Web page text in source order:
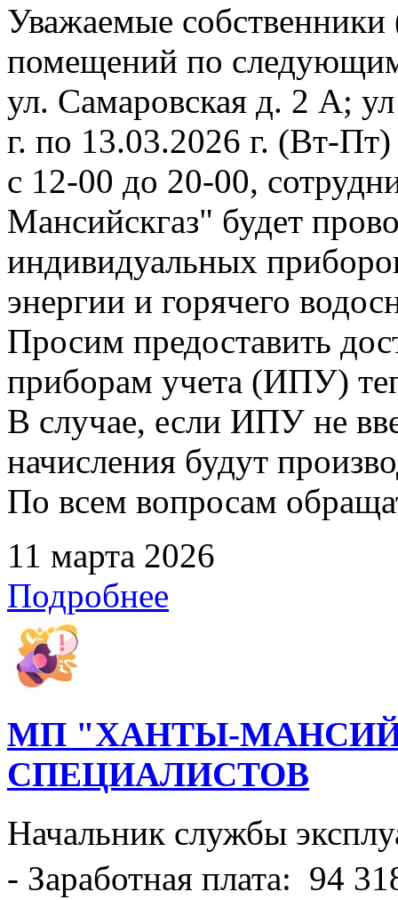
Уважаемые
помещений по
ул. Самаровская д. 2 А;
г. по 13.03.2026 г. (Вт-Пт)
с 12-00 до 20-00,
Мансийскгаз" будет
индивидуальных
энергии и горячего
Просим предоставить
приборам учета (ИПУ)
В случае, если ИПУ не
начисления будут
По всем вопросам
11 марта 2026
Подробнее
МП "ХАНТЫ-
СПЕЦИАЛИСТОВ
Начальник службы
- Заработная плата: 94